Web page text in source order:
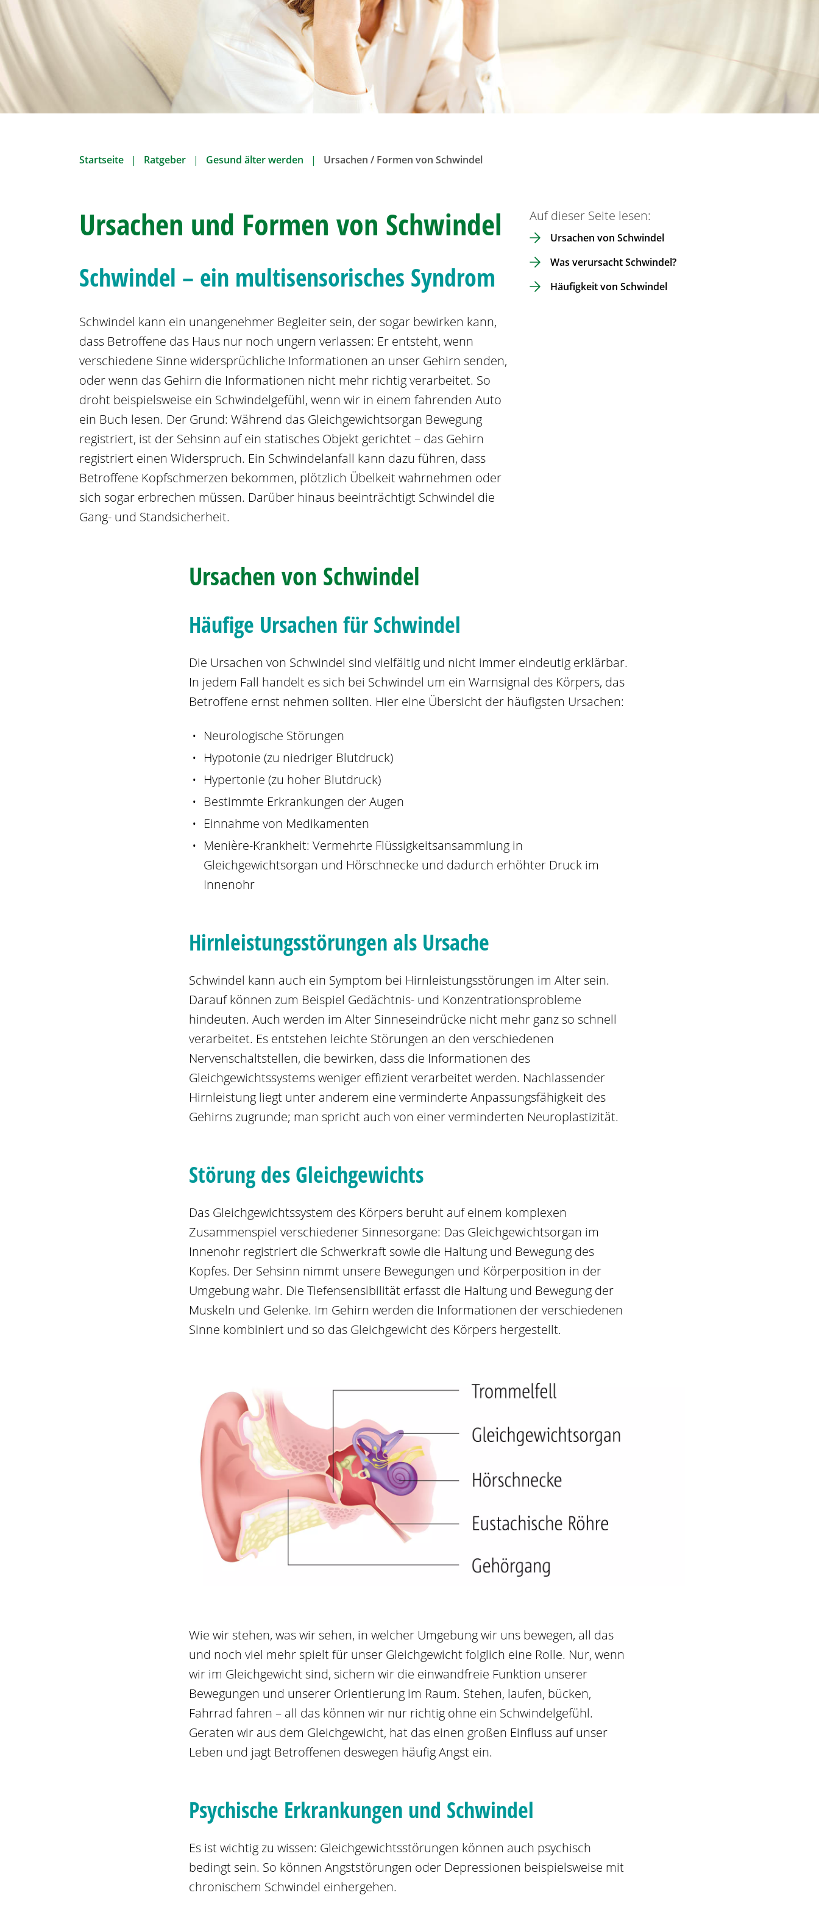
Startseite Ratgeber Gesund älter werden Ursachen / Formen von Schwindel
Ursachen und Formen von Schwindel
Schwindel – ein multisensorisches Syndrom
Schwindel kann ein unangenehmer Begleiter sein, der sogar bewirken kann,
dass Betroffene das Haus nur noch ungern verlassen: Er entsteht, wenn
verschiedene Sinne widersprüchliche Informationen an unser Gehirn senden,
oder wenn das Gehirn die Informationen nicht mehr richtig verarbeitet. So
droht beispielsweise ein Schwindelgefühl, wenn wir in einem fahrenden Auto
ein Buch lesen. Der Grund: Während das Gleichgewichtsorgan Bewegung
registriert, ist der Sehsinn auf ein statisches Objekt gerichtet – das Gehirn
registriert einen Widerspruch. Ein Schwindelanfall kann dazu führen, dass
Betroffene Kopfschmerzen bekommen, plötzlich Übelkeit wahrnehmen oder
sich sogar erbrechen müssen. Darüber hinaus beeinträchtigt Schwindel die
Gang- und Standsicherheit.
Auf dieser Seite lesen:
Ursachen von Schwindel
Was verursacht Schwindel?
Häufigkeit von Schwindel
Ursachen von Schwindel
Häufige Ursachen für Schwindel
Die Ursachen von Schwindel sind vielfältig und nicht immer eindeutig erklärbar.
In jedem Fall handelt es sich bei Schwindel um ein Warnsignal des Körpers, das
Betroffene ernst nehmen sollten. Hier eine Übersicht der häufigsten Ursachen:
Neurologische Störungen
Hypotonie (zu niedriger Blutdruck)
Hypertonie (zu hoher Blutdruck)
Bestimmte Erkrankungen der Augen
Einnahme von Medikamenten
Menière-Krankheit: Vermehrte Flüssigkeitsansammlung in
Gleichgewichtsorgan und Hörschnecke und dadurch erhöhter Druck im
Innenohr
Hirnleistungsstörungen als Ursache
Schwindel kann auch ein Symptom bei Hirnleistungsstörungen im Alter sein.
Darauf können zum Beispiel Gedächtnis- und Konzentrationsprobleme
hindeuten. Auch werden im Alter Sinneseindrücke nicht mehr ganz so schnell
verarbeitet. Es entstehen leichte Störungen an den verschiedenen
Nervenschaltstellen, die bewirken, dass die Informationen des
Gleichgewichtssystems weniger effizient verarbeitet werden. Nachlassender
Hirnleistung liegt unter anderem eine verminderte Anpassungsfähigkeit des
Gehirns zugrunde; man spricht auch von einer verminderten Neuroplastizität.
Störung des Gleichgewichts
Das Gleichgewichtssystem des Körpers beruht auf einem komplexen
Zusammenspiel verschiedener Sinnesorgane: Das Gleichgewichtsorgan im
Innenohr registriert die Schwerkraft sowie die Haltung und Bewegung des
Kopfes. Der Sehsinn nimmt unsere Bewegungen und Körperposition in der
Umgebung wahr. Die Tiefensensibilität erfasst die Haltung und Bewegung der
Muskeln und Gelenke. Im Gehirn werden die Informationen der verschiedenen
Sinne kombiniert und so das Gleichgewicht des Körpers hergestellt.
Wie wir stehen, was wir sehen, in welcher Umgebung wir uns bewegen, all das
und noch viel mehr spielt für unser Gleichgewicht folglich eine Rolle. Nur, wenn
wir im Gleichgewicht sind, sichern wir die einwandfreie Funktion unserer
Bewegungen und unserer Orientierung im Raum. Stehen, laufen, bücken,
Fahrrad fahren – all das können wir nur richtig ohne ein Schwindelgefühl.
Geraten wir aus dem Gleichgewicht, hat das einen großen Einfluss auf unser
Leben und jagt Betroffenen deswegen häufig Angst ein.
Psychische Erkrankungen und Schwindel
Es ist wichtig zu wissen: Gleichgewichtsstörungen können auch psychisch
bedingt sein. So können Angststörungen oder Depressionen beispielsweise mit
chronischem Schwindel einhergehen.